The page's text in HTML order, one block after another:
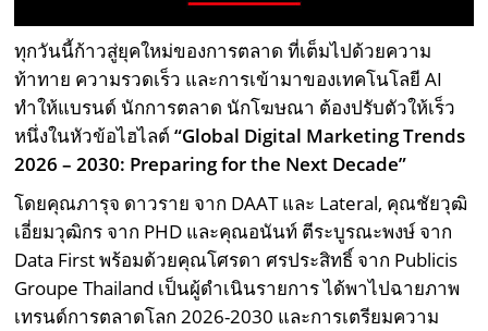
ทุกวันนี้ก้าวสู่ยุคใหม่ของการตลาด ที่เต็มไปด้วยความ
ท้าทาย ความรวดเร็ว และการเข้ามาของเทคโนโลยี AI
ทำให้แบรนด์ นักการตลาด นักโฆษณา ต้องปรับตัวให้เร็ว
หนึ่งในหัวข้อไฮไลต์“Global Digital Marketing Trends
2026 – 2030: Preparing for the Next Decade”
โดยคุณภารุจ ดาวราย จาก DAAT และ Lateral, คุณชัยวุฒิ
เอี่ยมวุฒิกร จาก PHD และคุณอนันท์ ตีระบูรณะพงษ์ จาก
Data First พร้อมด้วยคุณโศรดา ศรประสิทธิ์ จาก Publicis
Groupe Thailand เป็นผู้ดำเนินรายการ ได้พาไปฉายภาพ
เทรนด์การตลาดโลก 2026-2030 และการเตรียมความ